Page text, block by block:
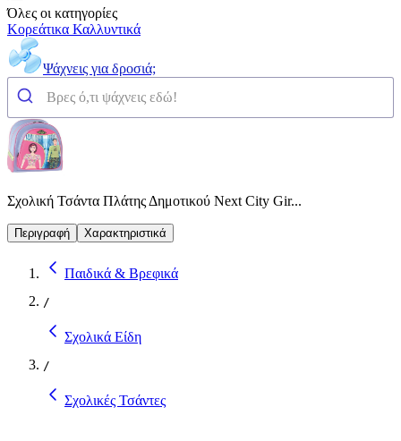
Όλες οι κατηγορίες
Κορεάτικα Καλλυντικά
Ψάχνεις για δροσιά;
Σχολική Τσάντα Πλάτης Δημοτικού Next City Gir...
Περιγραφή Χαρακτηριστικά
Παιδικά & Βρεφικά
/
Σχολικά Είδη
/
Σχολικές Τσάντες